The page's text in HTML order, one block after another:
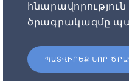
ծրագրակազմը
ՊԱՏՎԻՐԵՔ ՆՈՐ